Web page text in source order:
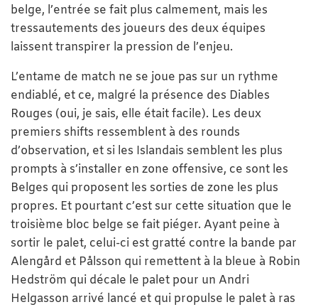
belge, l’entrée se fait plus calmement, mais les
tressautements des joueurs des deux équipes
laissent transpirer la pression de l’enjeu.
L’entame de match ne se joue pas sur un rythme
endiablé, et ce, malgré la présence des Diables
Rouges (oui, je sais, elle était facile). Les deux
premiers shifts ressemblent à des rounds
d’observation, et si les Islandais semblent les plus
prompts à s’installer en zone offensive, ce sont les
Belges qui proposent les sorties de zone les plus
propres. Et pourtant c’est sur cette situation que le
troisième bloc belge se fait piéger. Ayant peine à
sortir le palet, celui-ci est gratté contre la bande par
Alengård et Pålsson qui remettent à la bleue à Robin
Hedström qui décale le palet pour un Andri
Helgasson arrivé lancé et qui propulse le palet à ras